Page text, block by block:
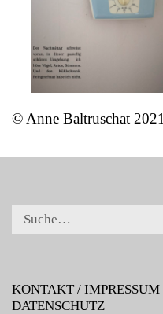
© Anne Baltruschat 2021
KONTAKT / IMPRESSUM
DATENSCHUTZ